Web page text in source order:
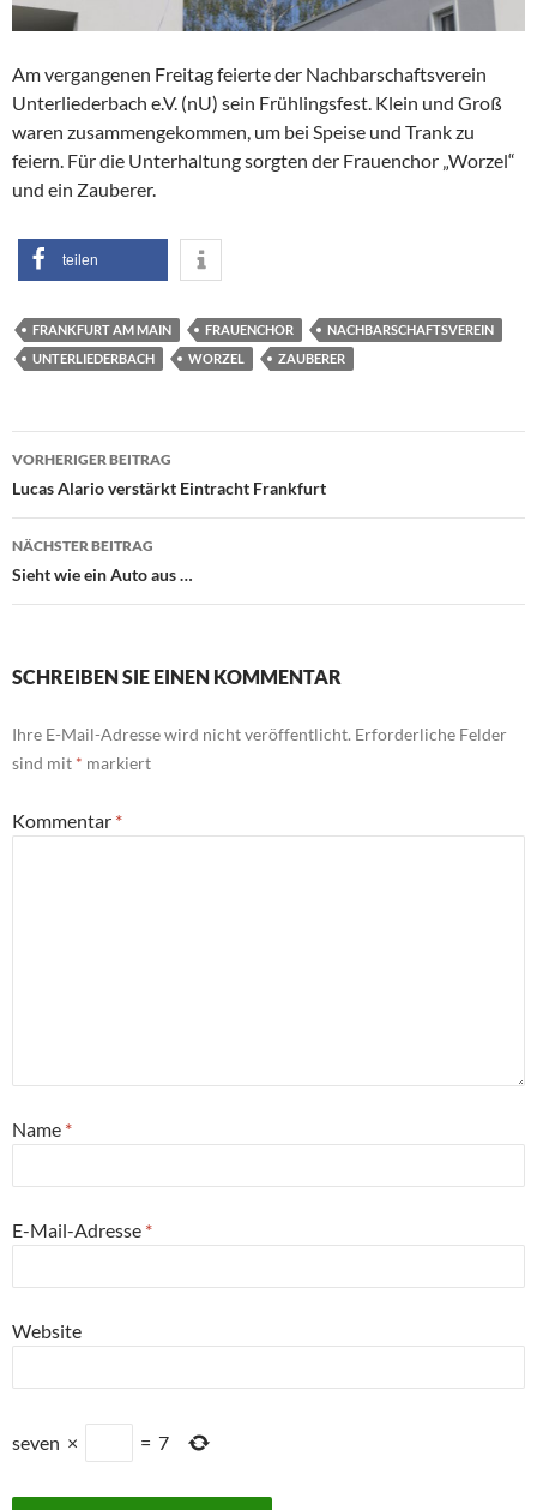
Am vergangenen Freitag feierte der Nachbarschaftsverein
Unterliederbach e.V. (nU) sein Frühlingsfest. Klein und Groß
waren zusammengekommen, um bei Speise und Trank zu
feiern. Für die Unterhaltung sorgten der Frauenchor „Worzel“
und ein Zauberer.
teilen
FRANKFURT AM MAIN FRAUENCHOR
NACHBARSCHAFTSVEREIN
UNTERLIEDERBACH
WORZEL ZAUBERER
Beitragsnavigation
VORHERIGER BEITRAG
Lucas Alario verstärkt Eintracht Frankfurt
NÄCHSTER BEITRAG
Sieht wie ein Auto aus …
SCHREIBEN SIE EINEN KOMMENTAR
Ihre E-Mail-Adresse wird nicht veröffentlicht. Erforderliche Felder
sind mit * markiert
Kommentar *
Name *
E-Mail-Adresse *
Website
seven × = 7